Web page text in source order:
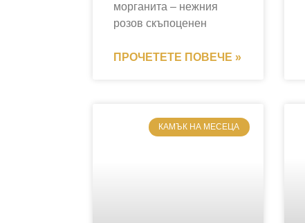
морганита – нежния
розов скъпоценен
ПРОЧЕТЕТЕ ПОВЕЧЕ »
КАМЪК НА МЕСЕЦА